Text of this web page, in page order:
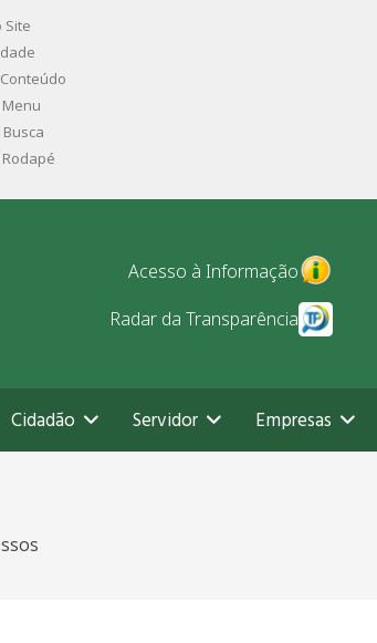
Site
Acesso à Informação
Radar da Transparência
Cidadão Servidor Empresas